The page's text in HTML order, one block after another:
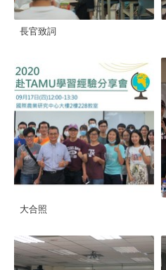
長官致詞
大合照